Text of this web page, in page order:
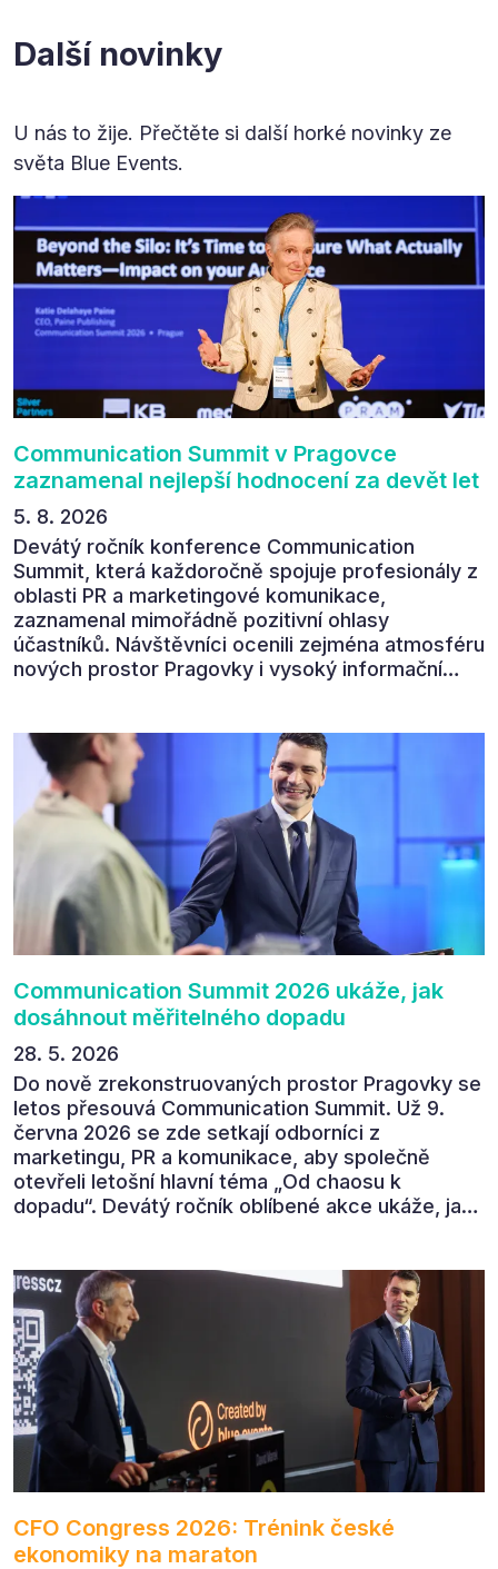
Další novinky
U nás to žije. Přečtěte si další horké novinky ze
světa Blue Events.
Communication Summit v Pragovce
zaznamenal nejlepší hodnocení za devět let
5. 8. 2026
Devátý ročník konference Communication
Summit, která každoročně spojuje profesionály z
oblasti PR a marketingové komunikace,
zaznamenal mimořádně pozitivní ohlasy
účastníků. Návštěvníci ocenili zejména atmosféru
nových prostor Pragovky i vysoký informační
zúčastnit i příštího ročníku. „Příjemná konference,
výborný program, hezké prostory, Daniel Stach
absolutně nejlepší moderátor!!!“ Tak shrnul
Communication Summit jeden z 330 účastníků ve
své zpětné vazbě. Ta potvrdila, co bylo slyšet i
cítit po celý 9. červen v Pragovce – že ročník s
tématem „Od chaosu k dopadu“ se skutečně
povedl.
Communication Summit 2026 ukáže, jak
dosáhnout měřitelného dopadu
28. 5. 2026
Do nově zrekonstruovaných prostor Pragovky se
letos přesouvá Communication Summit. Už 9.
června 2026 se zde setkají odborníci z
marketingu, PR a komunikace, aby společně
otevřeli letošní hlavní téma „Od chaosu k
dopadu“. Devátý ročník oblíbené akce ukáže, jak
CFO Congress 2026: Trénink české
ekonomiky na maraton